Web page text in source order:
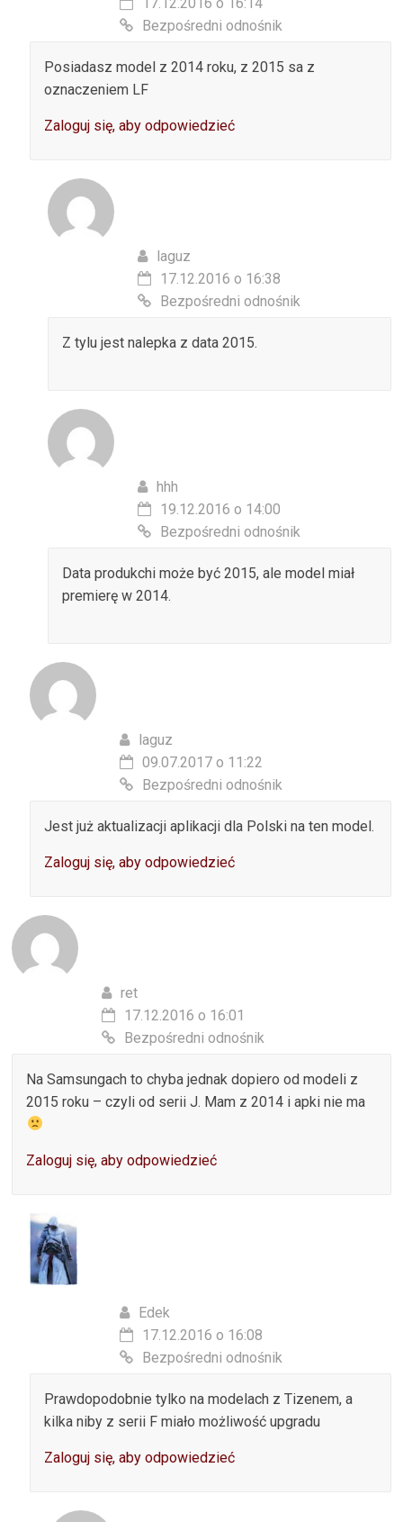
Bezpośredni odnośnik
Posiadasz model z 2014 roku, z 2015 sa z
oznaczeniem LF
Zaloguj się, aby odpowiedzieć
laguz
17.12.2016 o 16:38
Bezpośredni odnośnik
Z tylu jest nalepka z data 2015.
hhh
19.12.2016 o 14:00
Bezpośredni odnośnik
Data produkchi może być 2015, ale model miał
premierę w 2014.
laguz
09.07.2017 o 11:22
Bezpośredni odnośnik
Jest już aktualizacji aplikacji dla Polski na ten model.
Zaloguj się, aby odpowiedzieć
ret
17.12.2016 o 16:01
Bezpośredni odnośnik
Na Samsungach to chyba jednak dopiero od modeli z
2015 roku – czyli od serii J. Mam z 2014 i apki nie ma
Zaloguj się, aby odpowiedzieć
Edek
17.12.2016 o 16:08
Bezpośredni odnośnik
Prawdopodobnie tylko na modelach z Tizenem, a
kilka niby z serii F miało możliwość upgradu
Zaloguj się, aby odpowiedzieć